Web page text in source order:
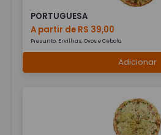
PORTUGUESA
A partir de R$ 39,00
Presunto, Ervilhas, Ovos e Cebola
Adicionar